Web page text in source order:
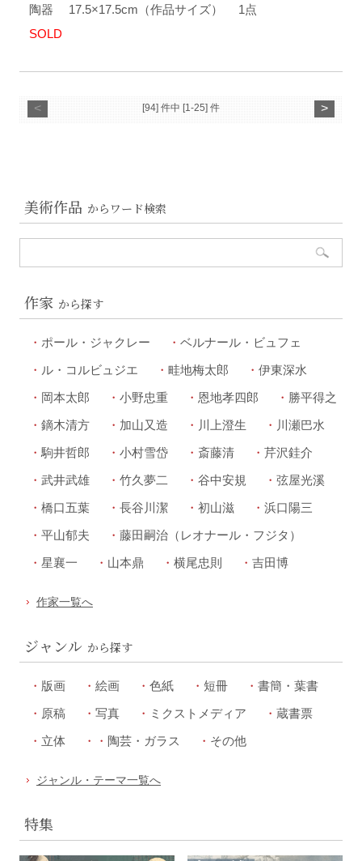
陶器 17.5×17.5cm（作品サイズ） 1点
SOLD
[94] 件中 [1-25] 件
< >
美術作品 からワード検索
作家 から探す
ポール・ジャクレー
ベルナール・ビュフェ
ル・コルビュジエ
畦地梅太郎
伊東深水
岡本太郎
小野忠重 恩地孝四郎
勝平得之
鏑木清方
加山又造 川上澄生
川瀬巴水
駒井哲郎
小村雪岱 斎藤清
芹沢銈介
武井武雄
竹久夢二 谷中安規
弦屋光溪
橋口五葉
長谷川潔 初山滋
浜口陽三
平山郁夫
藤田嗣治（レオナール・フジタ）
星襄一
山本鼎 横尾忠則 吉田博
作家一覧へ
ジャンル から探す
版画 絵画 色紙 短冊
書簡・葉書
原稿
写真 ミクストメディア
蔵書票
立体
陶芸・ガラス その他
ジャンル・テーマ一覧へ
特集